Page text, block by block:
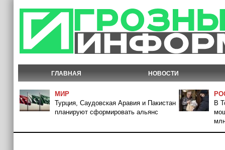
ГЛАВНАЯ НОВОСТИ
МИР
Турция, Саудовская Аравия и Пакистан
планируют сформировать альянс
В